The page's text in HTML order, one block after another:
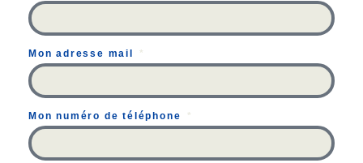
Mon adresse mail
Mon numéro de téléphone